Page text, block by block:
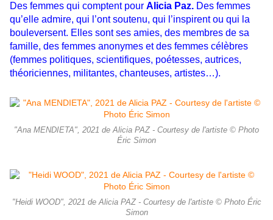
Des femmes qui comptent pour Alicia Paz. Des femmes
qu’elle admire, qui l’ont soutenu, qui l’inspirent ou qui la
bouleversent. Elles sont ses amies, des membres de sa
famille, des femmes anonymes et des femmes célèbres
(femmes politiques, scientifiques, poétesses, autrices,
théoriciennes, militantes, chanteuses, artistes…).
"Ana MENDIETA", 2021 de Alicia PAZ - Courtesy de l'artiste © Photo
Éric Simon
"Heidi WOOD", 2021 de Alicia PAZ - Courtesy de l'artiste © Photo Éric
Simon